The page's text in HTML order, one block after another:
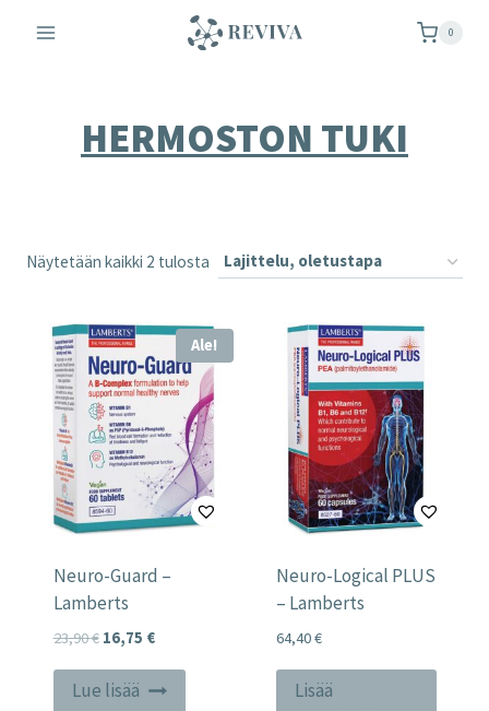
sisältöön
0
HERMOSTON TUKI
Näytetään kaikki 2 tulosta
Ale!
Neuro-Guard –
Lamberts
23,90€ Alkuperäinen
oli:
16,75 €Nykyinen
on:
Lue lisää
Neuro-Logical PLUS
– Lamberts
64,40€
Lisää